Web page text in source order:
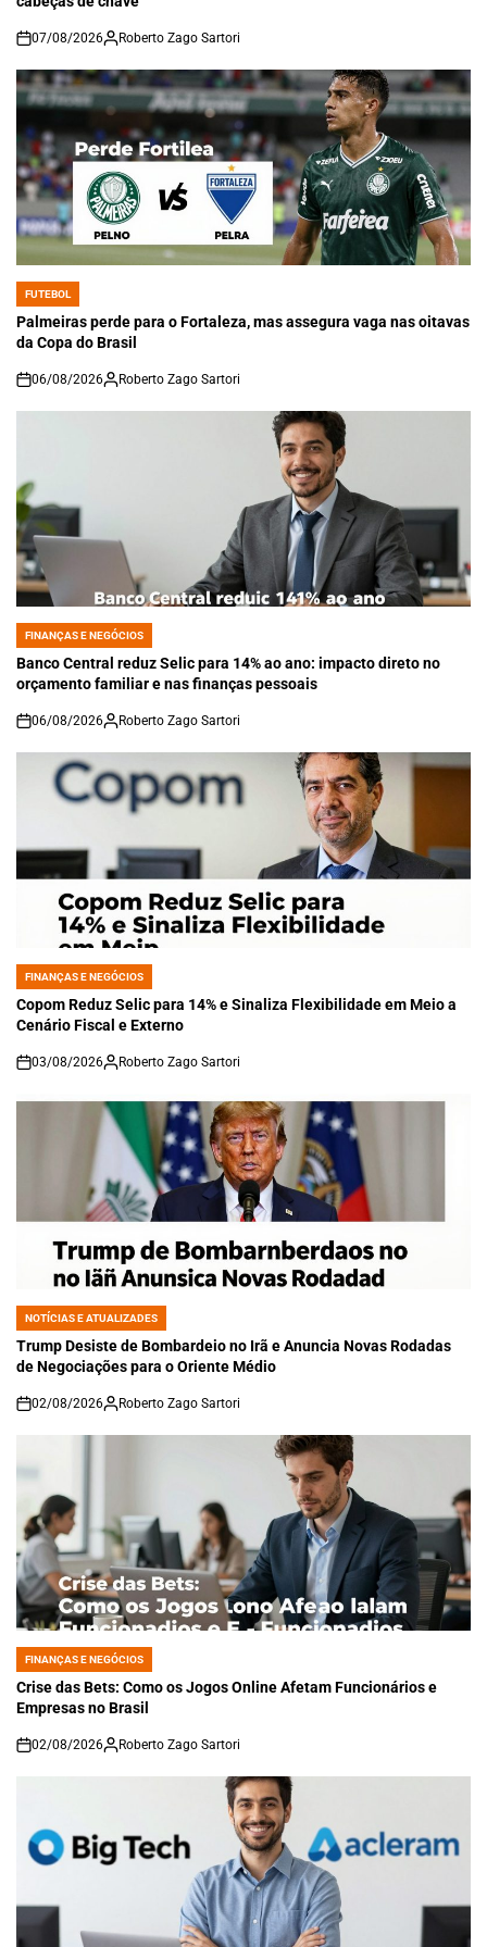
on
07/08/2026 Roberto Zago Sartori
POSTED
IN
FUTEBOL
Palmeiras perde para o Fortaleza, mas assegura vaga nas oitavas
da Copa do Brasil
on
06/08/2026 Roberto Zago Sartori
POSTED
IN
FINANÇAS E NEGÓCIOS
Banco Central reduz Selic para 14% ao ano: impacto direto no
orçamento familiar e nas finanças pessoais
on
06/08/2026 Roberto Zago Sartori
POSTED
IN
FINANÇAS E NEGÓCIOS
Copom Reduz Selic para 14% e Sinaliza Flexibilidade em Meio a
Cenário Fiscal e Externo
on
03/08/2026 Roberto Zago Sartori
POSTED
IN
NOTÍCIAS E ATUALIZADES
Trump Desiste de Bombardeio no Irã e Anuncia Novas Rodadas
de Negociações para o Oriente Médio
on
02/08/2026 Roberto Zago Sartori
POSTED
IN
FINANÇAS E NEGÓCIOS
Crise das Bets: Como os Jogos Online Afetam Funcionários e
Empresas no Brasil
on
02/08/2026 Roberto Zago Sartori